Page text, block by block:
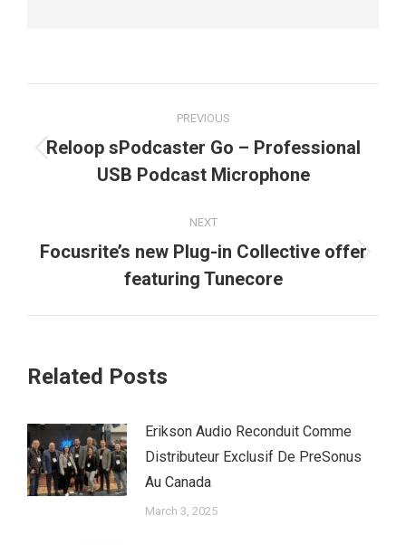
navigation
PREVIOUS
Previous
post:
Reloop sPodcaster Go – Professional
USB Podcast Microphone
NEXT
Next
post:
Focusrite’s new Plug-in Collective offer
featuring Tunecore
Related Posts
Erikson Audio Reconduit Comme
Distributeur Exclusif De PreSonus
Au Canada
March 3, 2025